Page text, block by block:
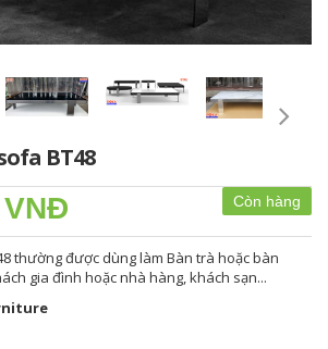
BT48
Còn hàng
thường được dùng làm Bàn trà hoặc bàn
gia đình hoặc nhà hàng, khách sạn...